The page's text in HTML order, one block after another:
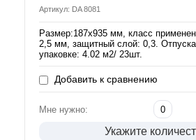
Артикул: DA 8081
Размер:187х935 мм, класс
2,5 мм, защитный слой: 0,3.
упаковке: 4.02 м2/ 23шт.
Добавить к сравнению
Мне нужно:
Укажите